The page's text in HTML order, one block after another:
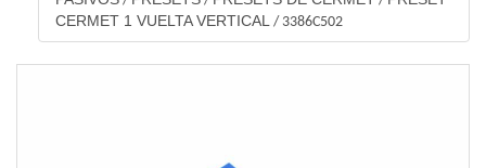
CERMET 1 VUELTA VERTICAL / 3386C502